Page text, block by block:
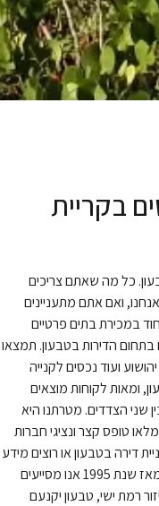
בקריית
כל מה שאתם צריכים
ואם אתם מתעניינים
במכירת בתים פרטיים
בתחום הדירות בטבעון. תמצאו
ועוד נכסים לקנייה
ומאות לקוחות מוצאים
שני הצדדים. מטרתנו היא
טופס קצר ונציגי חברות
דירה בטבעון או רוצים מידע
עדכני על כל הדירות והבתים המוצעים למכירה בקרית טבעון -פנו אלינו ואנו נשמח לסייע בידכם. מאז שנת 1995 אנו מסייעים
רמת ישי, טבעון יקנעם